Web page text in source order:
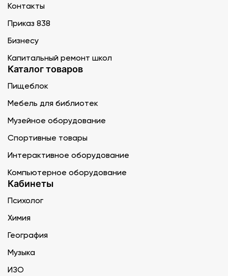
Контакты
Приказ 838
Бизнесу
Капитальный ремонт школ
Каталог товаров
Пищеблок
Мебель для библиотек
Музейное оборудование
Спортивные товары
Интерактивное оборудование
Компьютерное оборудование
Кабинеты
Психолог
Химия
География
Музыка
ИЗО